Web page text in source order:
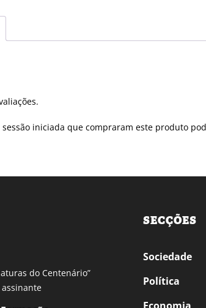
iniciada que compraram este produto
do Centenário”
SECÇÕES
Sociedade
Política